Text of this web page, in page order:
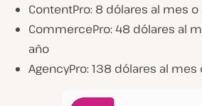
ContentPro: 8 dólares al mes
CommercePro: 48 dólares al
año
AgencyPro: 138 dólares al